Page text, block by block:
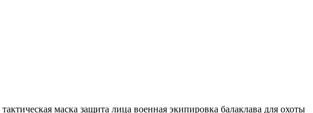
тактическая маска защита лица военная экипировка балаклава для охоты